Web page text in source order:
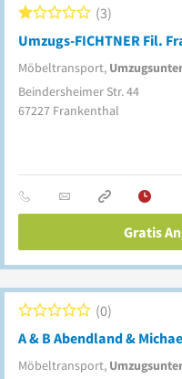
Umzugs-FICHTNER Fil.
Möbeltransport,
3
Beindersheimer Str. 44
67227 Frankenthal
Gratis
A & B Abendland &
Möbeltransport,
0